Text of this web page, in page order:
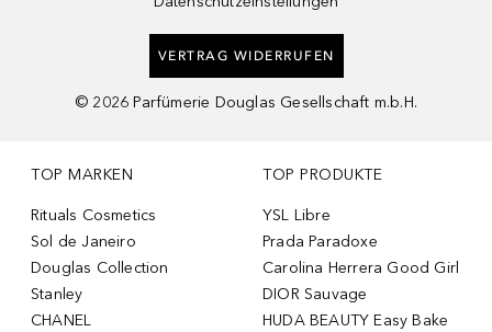
VERTRAG WIDERRUFEN
© 2026 Parfümerie Douglas Gesellschaft m.b.H.
TOP MARKEN
Rituals Cosmetics
Sol de Janeiro
Douglas Collection
Stanley
CHANEL
TOP PRODUKTE
YSL Libre
Prada Paradoxe
Carolina Herrera Good Girl
DIOR Sauvage
HUDA BEAUTY Easy Bake